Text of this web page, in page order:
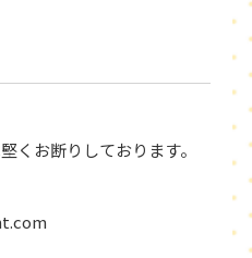
くお断りしております。